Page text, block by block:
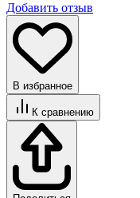
Добавить отзыв
В избранное
К сравнению